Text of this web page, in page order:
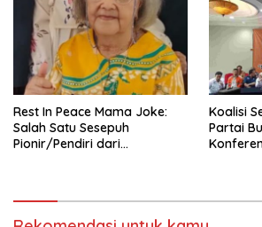
Tema:
KBI
seluruh
Rest In Peace Mama Joke:
Salah Satu Sesepuh
Pionir/Pendiri dari
Kasih Allah.
Koalisi
Partai
RUU